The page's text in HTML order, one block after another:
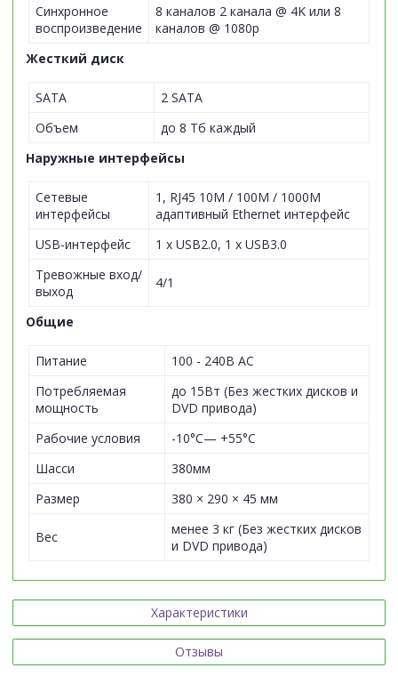
Синхронное
воспроизведение
8 каналов 2 канала @ 4K или 8
каналов @ 1080p
Жесткий диск
SATA
2 SATA
Объем
до 8 Тб каждый
Наружные интерфейсы
Сетевые
интерфейсы
1, RJ45 10M / 100M / 1000M
адаптивный Ethernet интерфейс
USB-интерфейс
1 х USB2.0, 1 х USB3.0
Тревожные вход/
выход
4/1
Общие
Питание
100 - 240В AC
Потребляемая
мощность
до 15Вт (Без жестких дисков и
DVD привода)
Рабочие условия
-10°C— +55°C
Шасси
380мм
Размер
380 × 290 × 45 мм
Вес
менее 3 кг (Без жестких дисков
и DVD привода)
Характеристики
Отзывы